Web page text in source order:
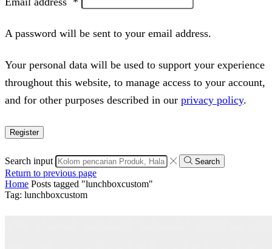
A password will be sent to your email address.
Your personal data will be used to support your experience
throughout this website, to manage access to your account,
and for other purposes described in our privacy policy.
Register
Search input Search
Return to previous page
Home Posts tagged "lunchboxcustom"
Tag: lunchboxcustom